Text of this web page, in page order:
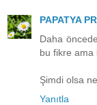
PAPATYA
Daha
bu fikre ama
Şimdi olsa
Yanıtla